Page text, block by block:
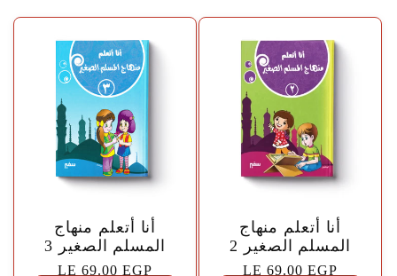
أنا أتعلم منهاج
المسلم الصغير 3
السعر
LE 69.00 EGP
أنا أتعلم منهاج
المسلم الصغير 2
السعر
LE 69.00 EGP